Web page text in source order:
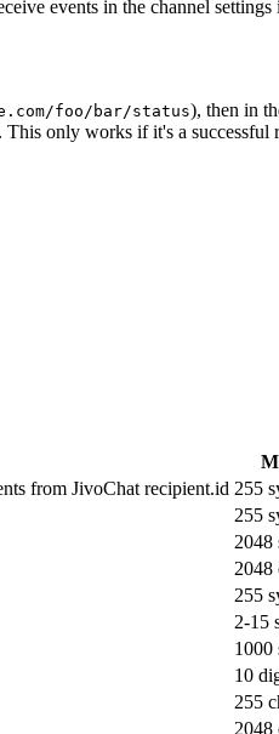
events in the channel settings
foo/bar/status), then in
This only works if it's a successful
from JivoChat recipient.id 255
255
2048
2048
255
2-15
1000
10
255
2048